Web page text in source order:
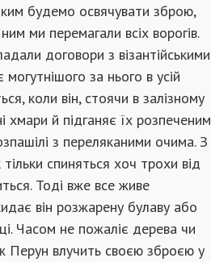
будемо ос­вячувати зброю,
ми перемагали всіх ворогів.
договори з візантійськими
за нього в усій
коли він, стоячи в залізному
хмари й підга­няє їх розпеченим
з переляканими очима. З
спиняться хоч трохи від
Тоді вже все живе
він розжарену булаву або
Часом не пожаліє дерева чи
Перун влучить своєю зброєю у